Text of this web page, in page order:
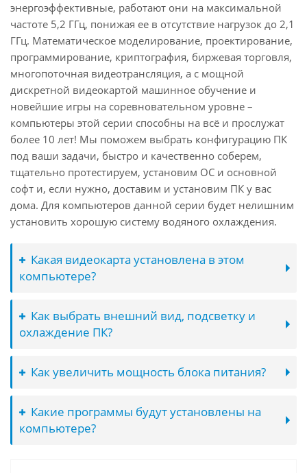
энергоэффективные, работают они на максимальной
частоте 5,2 ГГц, понижая ее в отсутствие нагрузок до 2,1
ГГц. Математическое моделирование, проектирование,
программирование, криптография, биржевая торговля,
многопоточная видеотрансляция, а с мощной
дискретной видеокартой машинное обучение и
новейшие игры на соревновательном уровне –
компьютеры этой серии способны на всё и прослужат
более 10 лет! Мы поможем выбрать конфигурацию ПК
под ваши задачи, быстро и качественно соберем,
тщательно протестируем, установим ОС и основной
софт и, если нужно, доставим и установим ПК у вас
дома. Для компьютеров данной серии будет нелишним
установить хорошую систему водяного охлаждения.
Какая видеокарта установлена в этом
компьютере?
Как выбрать внешний вид, подсветку и
охлаждение ПК?
Как увеличить мощность блока питания?
Какие программы будут установлены на
компьютере?